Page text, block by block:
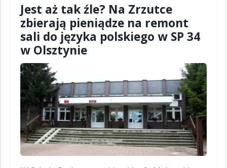
Jest aż tak źle? Na Zrzutce
zbierają pieniądze na remont
sali do języka polskiego w SP 34
w Olsztynie